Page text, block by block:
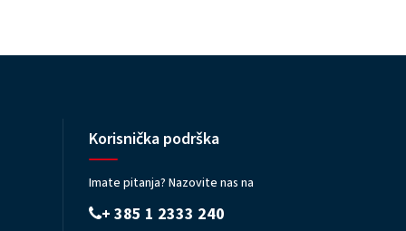
Korisnička podrška
Imate pitanja? Nazovite nas na
+ 385 1 2333 240